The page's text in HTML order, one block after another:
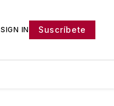
SIGN IN Suscríbete